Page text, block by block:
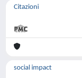
Citazioni
social impact